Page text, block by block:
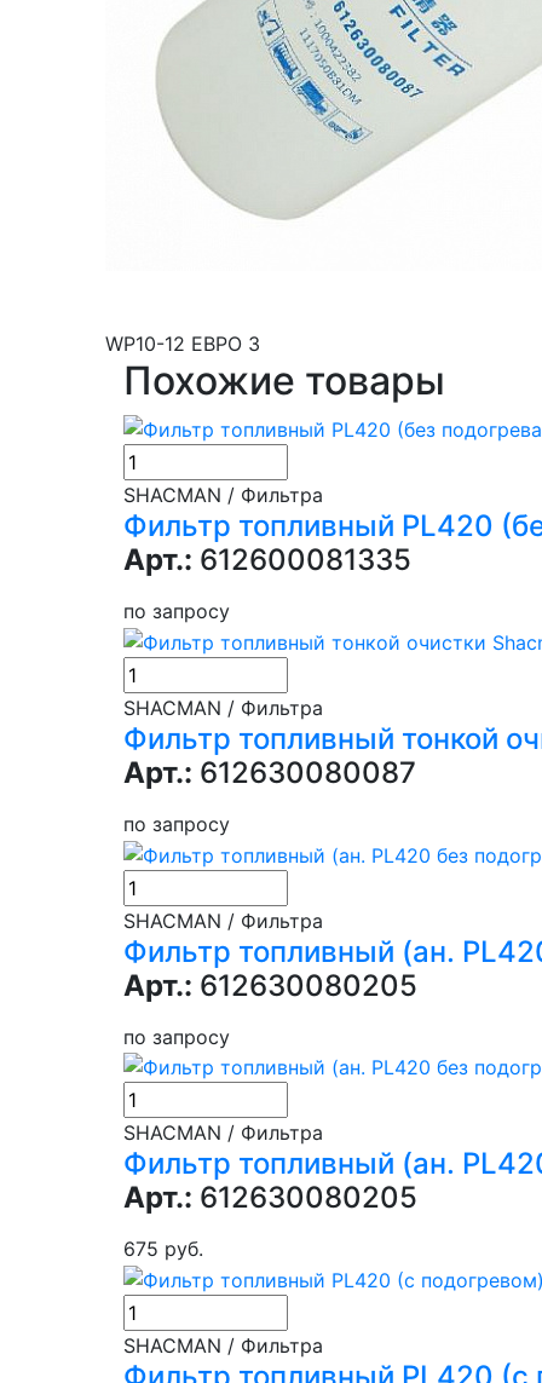
WP10-12 ЕВРО 3
Похожие товары
SHACMAN / Фильтра
Фильтр топливный PL420
Арт.: 612600081335
по запросу
SHACMAN / Фильтра
Фильтр топливный тонкой
Арт.: 612630080087
по запросу
SHACMAN / Фильтра
Фильтр топливный (ан.
Арт.: 612630080205
по запросу
SHACMAN / Фильтра
Фильтр топливный (ан.
Арт.: 612630080205
675 руб.
SHACMAN / Фильтра